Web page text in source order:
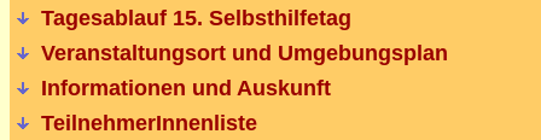
Tagesablauf 15. Selbsthilfetag
Veranstaltungsort und Umgebungsplan
Informationen und Auskunft
TeilnehmerInnenliste